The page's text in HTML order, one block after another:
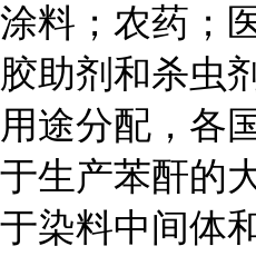
涂料；农药；
胶助剂和杀虫
用途分配，各
于生产苯酐的
于染料中间体